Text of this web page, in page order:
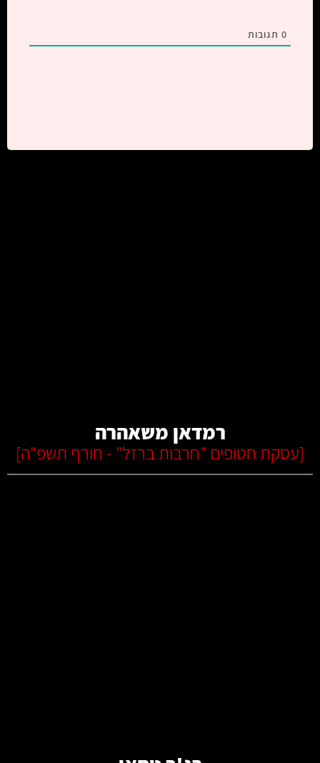
0 תגובות
רמדאן משאהרה
[עסקת חטופים "חרבות ברזל" - חורף תשפ"ה]